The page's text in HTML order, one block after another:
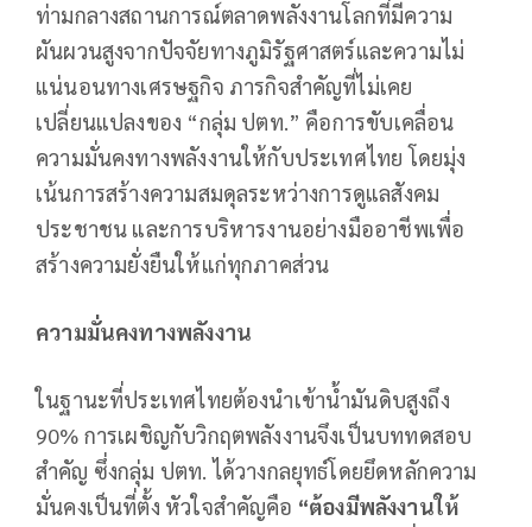
ท่ามกลางสถานการณ์ตลาดพลังงานโลกที่มีความ
ผันผวนสูงจากปัจจัยทางภูมิรัฐศาสตร์และความไม่
แน่นอนทางเศรษฐกิจ ภารกิจสำคัญที่ไม่เคย
เปลี่ยนแปลงของ “กลุ่ม ปตท.” คือการขับเคลื่อน
ความมั่นคงทางพลังงานให้กับประเทศไทย โดยมุ่ง
เน้นการสร้างความสมดุลระหว่างการดูแลสังคม
ประชาชน และการบริหารงานอย่างมืออาชีพเพื่อ
สร้างความยั่งยืนให้แก่ทุกภาคส่วน
ความมั่นคงทางพลังงาน
ในฐานะที่ประเทศไทยต้องนำเข้าน้ำมันดิบสูงถึง
90% การเผชิญกับวิกฤตพลังงานจึงเป็นบททดสอบ
สำคัญ ซึ่งกลุ่ม ปตท. ได้วางกลยุทธ์โดยยึดหลักความ
มั่นคงเป็นที่ตั้ง หัวใจสำคัญคือ “ต้องมีพลังงานให้